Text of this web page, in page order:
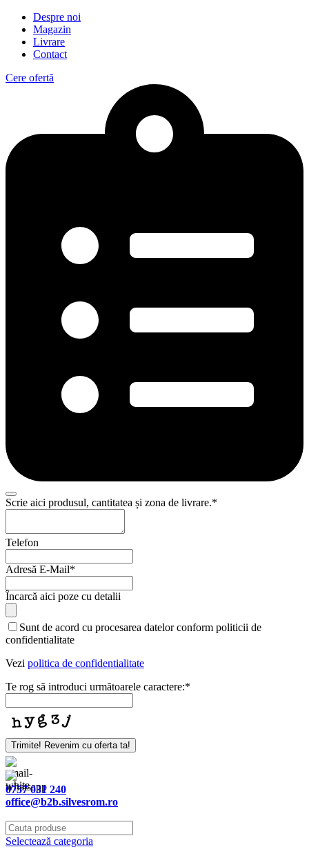
Despre noi
Magazin
Livrare
Contact
Cere ofertă
Scrie aici produsul, cantitatea și zona de livrare.*
Telefon
Adresă E-Mail*
Încarcă aici poze cu detalii
Sunt de acord cu procesarea datelor conform politicii de
confidentialitate
Vezi politica de confidentialitate
Te rog să introduci următoarele caractere:*
Company
Name*
Trimite! Revenim cu oferta ta!
0757 031 240
office@b2b.silvesrom.ro
Selectează categoria